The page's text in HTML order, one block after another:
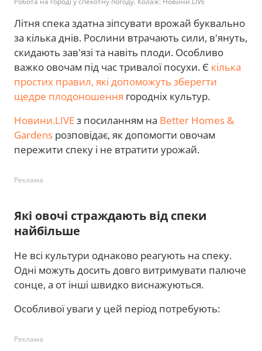
Літня спека здатна зіпсувати врожай буквально
за кілька днів. Рослини втрачають сили, в'януть,
скидають зав'язі та навіть плоди. Особливо
важко овочам під час тривалої посухи. Є кілька
простих правил, які допоможуть зберегти
щедре плодоношення городніх культур.
Новини.LIVEз посиланням на Better Homes &
Gardens розповідає, як допомогти овочам
пережити спеку і не втратити урожай.
Реклама
Які овочі страждають від спеки
найбільше
Не всі культури однаково реагують на спеку.
Одні можуть досить довго витримувати палюче
сонце, а от інші швидко виснажуються.
Особливої уваги у цей період потребують:
Реклама